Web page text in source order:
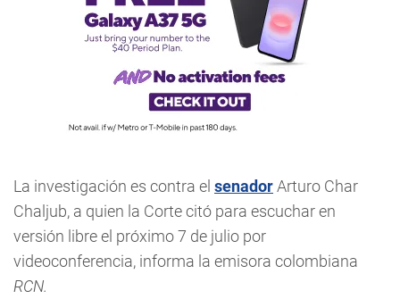
La investigación es contra el senadorArturo Char
Chaljub, a quien la Corte citó para escuchar en
versión libre el próximo 7 de julio por
videoconferencia, informa la emisora colombiana
RCN.